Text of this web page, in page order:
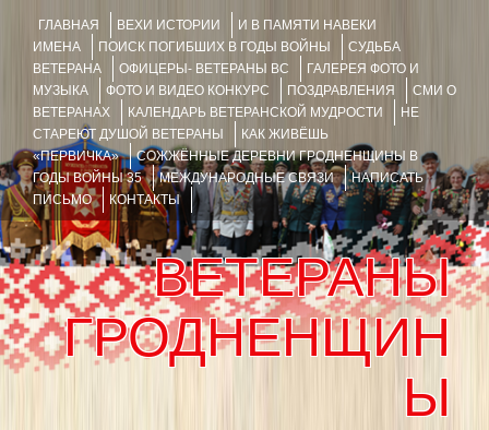
ГЛАВНАЯ ВЕХИ ИСТОРИИ
И В ПАМЯТИ НАВЕКИ
ИМЕНА
ПОИСК ПОГИБШИХ В ГОДЫ ВОЙНЫ
СУДЬБА
ВЕТЕРАНА
ОФИЦЕРЫ- ВЕТЕРАНЫ ВС
ГАЛЕРЕЯ ФОТО И
МУЗЫКА
ФОТО И ВИДЕО КОНКУРС ПОЗДРАВЛЕНИЯ
СМИ О
ВЕТЕРАНАХ
КАЛЕНДАРЬ ВЕТЕРАНСКОЙ МУДРОСТИ
НЕ
СТАРЕЮТ ДУШОЙ ВЕТЕРАНЫ
КАК ЖИВЁШЬ
«ПЕРВИЧКА»
СОЖЖЁННЫЕ ДЕРЕВНИ ГРОДНЕНЩИНЫ В
ГОДЫ ВОЙНЫ 35
МЕЖДУНАРОДНЫЕ СВЯЗИ
НАПИСАТЬ
ПИСЬМО
КОНТАКТЫ
ВЕТЕРАНЫ
ГРОДНЕНЩИН
Ы